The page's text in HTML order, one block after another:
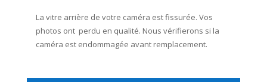
La vitre arrière de votre caméra est fissurée. Vos
photos ont perdu en qualité. Nous vérifierons si la
caméra est endommagée avant remplacement.